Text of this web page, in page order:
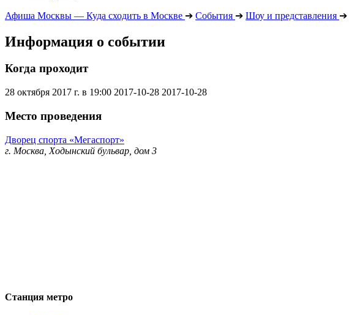
Афиша Москвы — Куда сходить в Москве ➔ События ➔ Шоу и представления ➔
Информация о событии
Когда проходит
28 октября 2017 г. в 19:00 2017-10-28 2017-10-28
Место проведения
Дворец спорта «Мегаспорт»
г. Москва, Ходынский бульвар, дом 3
Станция метро